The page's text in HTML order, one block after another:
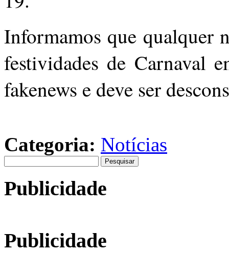
Informamos que qualquer
festividades de Carnaval
fakenews e deve ser
Categoria: Notícias
por:
Publicidade
Publicidade